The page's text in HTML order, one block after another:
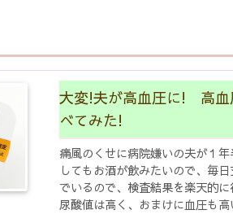
大変!夫が高血圧に! 高血
べてみた!
痛風のくせに病院嫌いの夫が１
してもお酒が飲みたいので、毎
でいるので、検査結果を楽天的
尿酸値は高く、おまけに血圧も